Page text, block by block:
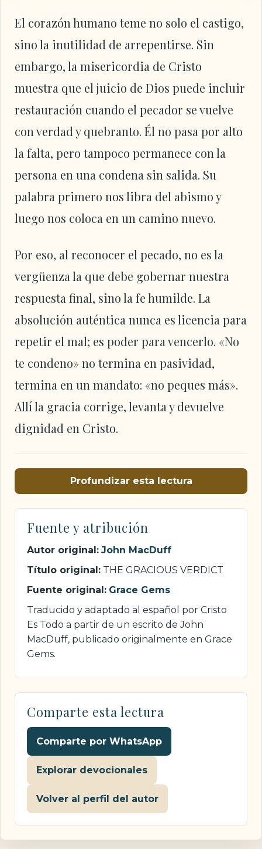
El corazón humano teme no solo el castigo,
sino la inutilidad de arrepentirse. Sin
embargo, la misericordia de Cristo
muestra que el juicio de Dios puede incluir
restauración cuando el pecador se vuelve
con verdad y quebranto. Él no pasa por alto
la falta, pero tampoco permanece con la
persona en una condena sin salida. Su
palabra primero nos libra del abismo y
luego nos coloca en un camino nuevo.
Por eso, al reconocer el pecado, no es la
vergüenza la que debe gobernar nuestra
respuesta final, sino la fe humilde. La
absolución auténtica nunca es licencia para
repetir el mal; es poder para vencerlo. «No
te condeno» no termina en pasividad,
termina en un mandato: «no peques más».
Allí la gracia corrige, levanta y devuelve
dignidad en Cristo.
Profundizar esta lectura
Fuente y atribución
Autor original: John MacDuff
Título original: THE GRACIOUS VERDICT
Fuente original: Grace Gems
Traducido y adaptado al español por Cristo
Es Todo a partir de un escrito de John
MacDuff, publicado originalmente en Grace
Gems.
Comparte esta lectura
Comparte por WhatsApp
Explorar devocionales
Volver al perfil del autor